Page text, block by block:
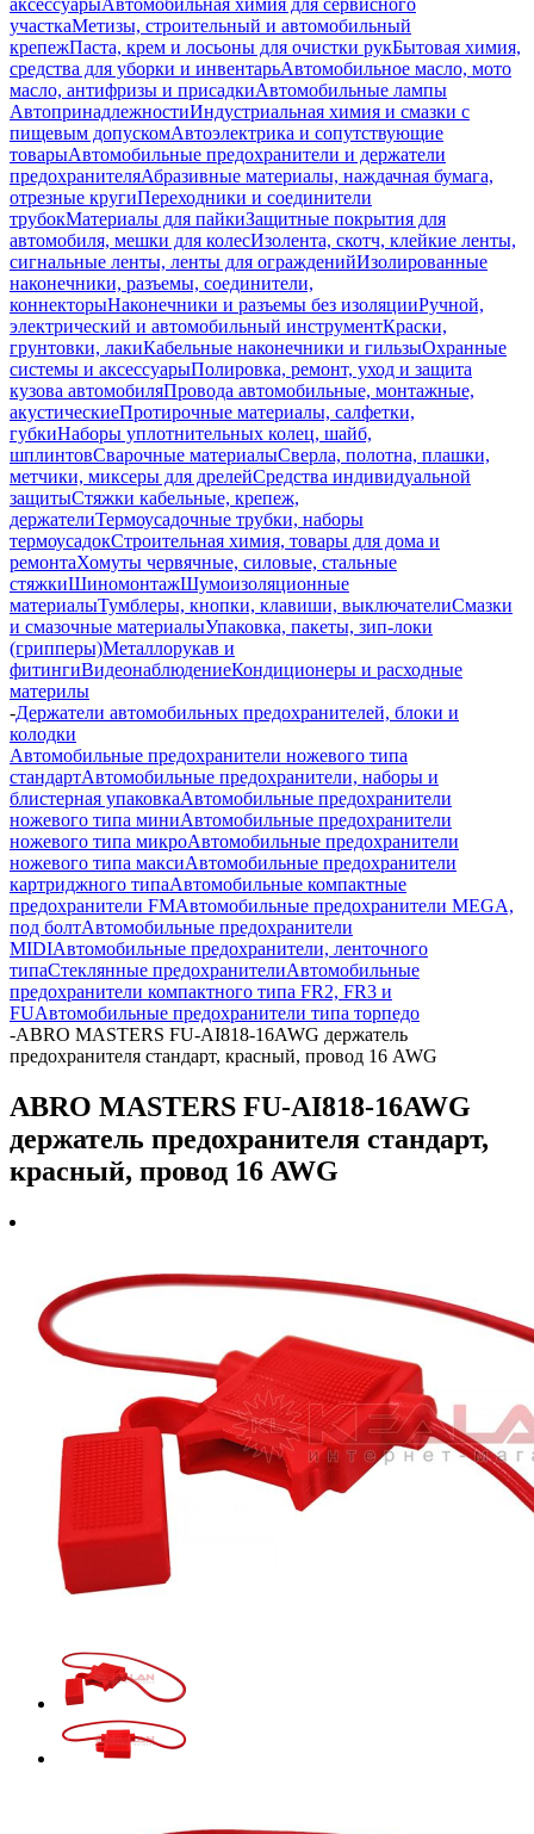
аксессуарыАвтомобильная химия для сервисного
участкаМетизы, строительный и автомобильный
крепежПаста, крем и лосьоны для очистки рукБытовая химия,
средства для уборки и инвентарьАвтомобильное масло, мото
масло, антифризы и присадкиАвтомобильные лампы
АвтопринадлежностиИндустриальная химия и смазки с
пищевым допускомАвтоэлектрика и сопутствующие
товарыАвтомобильные предохранители и держатели
предохранителяАбразивные материалы, наждачная бумага,
отрезные кругиПереходники и соединители
трубокМатериалы для пайкиЗащитные покрытия для
автомобиля, мешки для колесИзолента, скотч, клейкие ленты,
сигнальные ленты, ленты для огражденийИзолированные
наконечники, разъемы, соединители,
коннекторыНаконечники и разъемы без изоляцииРучной,
электрический и автомобильный инструментКраски,
грунтовки, лакиКабельные наконечники и гильзыОхранные
системы и аксессуарыПолировка, ремонт, уход и защита
кузова автомобиляПровода автомобильные, монтажные,
акустическиеПротирочные материалы, салфетки,
губкиНаборы уплотнительных колец, шайб,
шплинтовСварочные материалыСверла, полотна, плашки,
метчики, миксеры для дрелейСредства индивидуальной
защитыСтяжки кабельные, крепеж,
держателиТермоусадочные трубки, наборы
термоусадокСтроительная химия, товары для дома и
ремонтаХомуты червячные, силовые, стальные
стяжкиШиномонтажШумоизоляционные
материалыТумблеры, кнопки, клавиши, выключателиСмазки
и смазочные материалыУпаковка, пакеты, зип-локи
(грипперы)Металлорукав и
фитингиВидеонаблюдениеКондиционеры и расходные
материлы
-Держатели автомобильных предохранителей, блоки и
колодки
Автомобильные предохранители ножевого типа
стандартАвтомобильные предохранители, наборы и
блистерная упаковкаАвтомобильные предохранители
ножевого типа миниАвтомобильные предохранители
ножевого типа микроАвтомобильные предохранители
ножевого типа максиАвтомобильные предохранители
картриджного типаАвтомобильные компактные
предохранители FMАвтомобильные предохранители MEGA,
под болтАвтомобильные предохранители
MIDIАвтомобильные предохранители, ленточного
типаСтеклянные предохранителиАвтомобильные
предохранители компактного типа FR2, FR3 и
FUАвтомобильные предохранители типа торпедо
-ABRO MASTERS FU-AI818-16AWG держатель
предохранителя стандарт, красный, провод 16 AWG
ABRO MASTERS FU-AI818-16AWG
держатель предохранителя стандарт,
красный, провод 16 AWG